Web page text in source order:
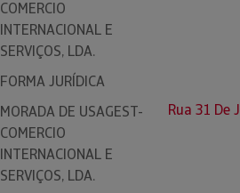
COMERCIO
INTERNACIONAL E
SERVIÇOS, LDA.
FORMA JURÍDICA
MORADA DE USAGEST-
COMERCIO
INTERNACIONAL E
SERVIÇOS, LDA.
Rua 31 De